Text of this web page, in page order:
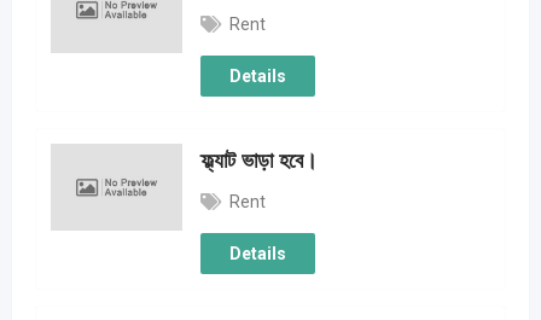
Rent
Details
ফ্ল্যাট ভাড়া হবে। ‌
Rent
Details